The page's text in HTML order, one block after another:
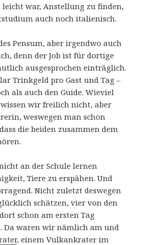
war, Anstellung zu finden,
auch noch italienisch.
Pensum, aber irgendwo auch
denn der Job ist für dortige
ausgesprochen einträglich.
Trinkgeld pro Gast und Tag –
als auch den Guide. Wieviel
wir freilich nicht, aber
weswegen man schon
die beiden zusammen dem
an der Schule lernen
Tiere zu erspähen. Und
Nicht zuletzt deswegen
schätzen, vier von den
schon am ersten Tag
Da waren wir nämlich am und
, einem Vulkankrater im